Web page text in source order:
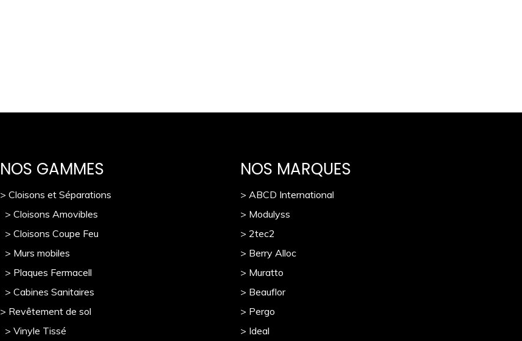
NOS GAMMES
> Cloisons et Séparations
> Cloisons Amovibles
> Cloisons Coupe Feu
> Murs mobiles
> Plaques Fermacell
> Cabines Sanitaires
> Revêtement de sol
> Vinyle Tissé
NOS MARQUES
> ABCD International
> Modulyss
> 2tec2
> Berry Alloc
> Muratto
> Beauflor
> Pergo
> Ideal